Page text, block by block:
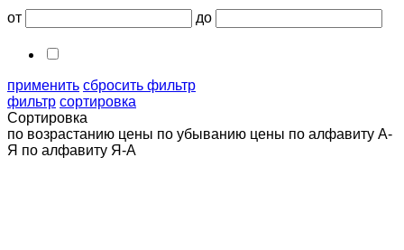
от до
применить сбросить фильтр
фильтр сортировка
Сортировка
по возрастанию цены по убыванию цены по алфавиту А-
Я по алфавиту Я-А